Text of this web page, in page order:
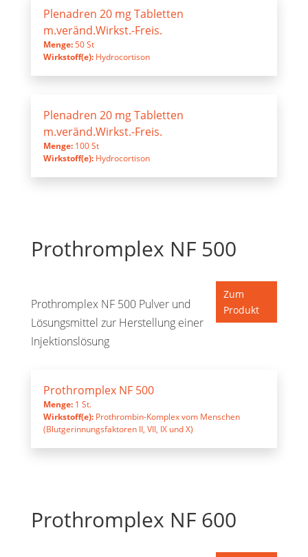
Plenadren 20 mg Tabletten
m.veränd.Wirkst.-Freis.
Menge:50 St
Wirkstoff(e): Hydrocortison
Plenadren 20 mg Tabletten
m.veränd.Wirkst.-Freis.
Menge: 100 St
Wirkstoff(e): Hydrocortison
Prothromplex NF 500
Prothromplex NF 500 Pulver und
Lösungsmittel zur Herstellung einer
Injektionslösung
Zum
Produkt
Prothromplex NF 500
Menge: 1 St.
Wirkstoff(e): Prothrombin-Komplex vom Menschen
(Blutgerinnungsfaktoren II, VII, IX und X)
Prothromplex NF 600